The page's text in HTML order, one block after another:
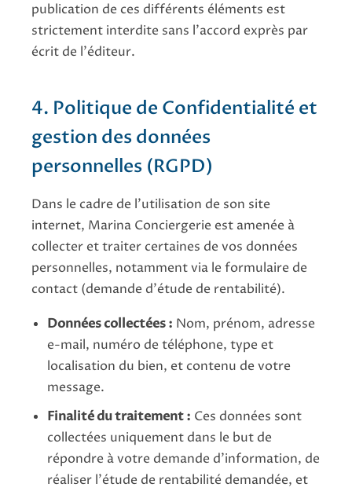
publication de ces différents éléments est
strictement interdite sans l'accord exprès par
écrit de l'éditeur.
4. Politique de Confidentialité et
gestion des données
personnelles (RGPD)
Dans le cadre de l'utilisation de son site
internet, Marina Conciergerie est amenée à
collecter et traiter certaines de vos données
personnelles, notamment via le formulaire de
contact (demande d'étude de rentabilité).
Données collectées : Nom, prénom, adresse
e-mail, numéro de téléphone, type et
localisation du bien, et contenu de votre
message.
Finalité du traitement : Ces données sont
collectées uniquement dans le but de
répondre à votre demande d'information, de
réaliser l'étude de rentabilité demandée, et